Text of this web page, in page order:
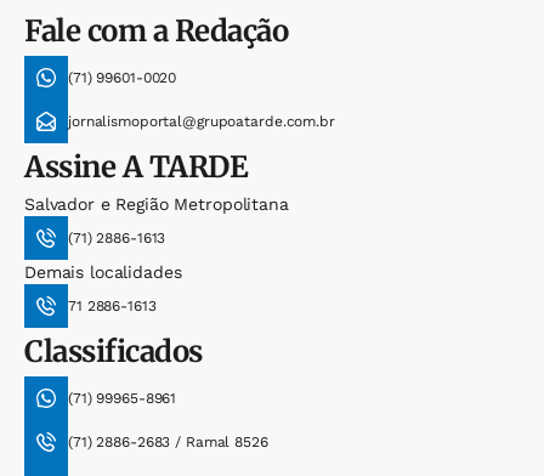
Fale com a Redação
(71) 99601-0020
jornalismoportal@grupoatarde.com.br
AssineA TARDE
Salvador e Região Metropolitana
(71) 2886-1613
Demais localidades
71 2886-1613
Classificados
(71) 99965-8961
(71) 2886-2683 / Ramal 8526